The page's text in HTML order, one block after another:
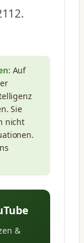
12.
Auf
Sie
nicht
&